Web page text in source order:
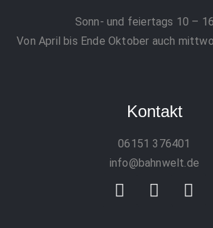
Sonn- und feiertags 10 –
Von April bis Ende Oktober auch
Kontakt
06151 376401
info@bahnwelt.de